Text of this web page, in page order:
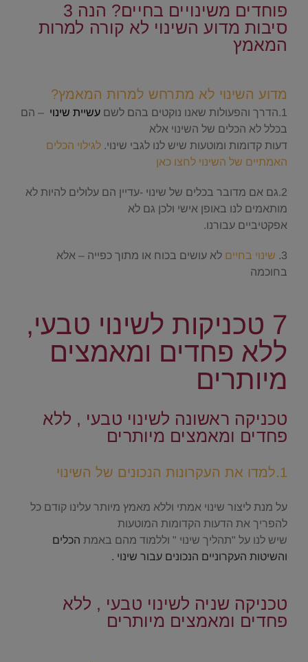
פוחדים משינויים בחיים? הנה 3
סיבות מדוע השינוי לא קורה למרות
המאמץ
מדוע השינוי לא מתרחש למרות המאמץ?
1.הדרך והפעולות שאנו נוקטים בהם לשם עשיית שינוי – הם
בכלל לא הכלים של השינוי אלא
דעות קדומות ומוטעות שיש לנו לגבי שינוי. לגילוי הכלים
האמתיים של השינוי לחצו כאן
2.גם אם מדובר בכלים של שינוי -עדיין הם עלולים להיות לא
מותאמים לנו באופן אישי ולכן גם לא
אפקטיביים עבורנו.
3. שינוי בחיים לא עושים בכוח או מתוך כפייה – אלא
בחוכמה
7 טכניקות לשינוי טבעי,
ללא פחדים ומאמצים
מיותרים
טכניקה ראשונה לשינוי טבעי , ללא
פחדים ומאמצים מיותרים
1.למדו את העקרונות הנכונים של השינוי
על מנת ליצור שינוי אמתי וללא מאמץ מיותר עלינו קודם כל
להפריך את הדעות הקדומות המוטעות
שיש לנו על "תהליך שינוי " וללמוד מהם באמת הכלים
והשיטות העקרוניים הנכונים עבור שינוי .
טכניקה שניה לשינוי טבעי , ללא
פחדים ומאמצים מיותרים